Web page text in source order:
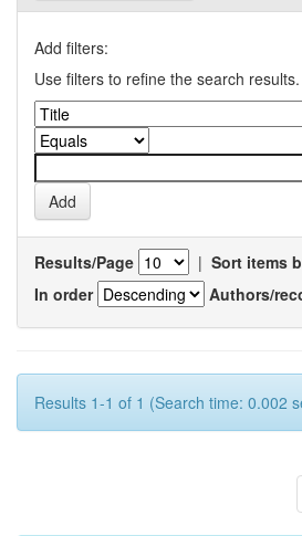
Add filters:
Use filters to refine the search results.
Results/Page | Sort items
In order
Authors/
Results 1-1 of 1 (Search time: 0.002